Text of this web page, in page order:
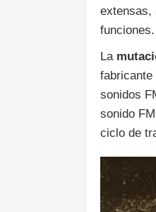
extensas,
funciones.
La
fabricante
sonidos
sonido
ciclo de